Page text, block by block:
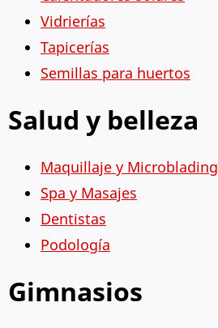
Vidrierías
Tapicerías
Semillas para huertos
Salud y belleza
Maquillaje y Microblading
Spa y Masajes
Dentistas
Podología
Gimnasios